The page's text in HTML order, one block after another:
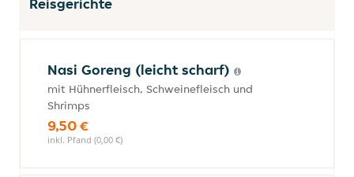
Nasi Goreng (leicht scharf)
mit Hühnerfleisch, Schweinefleisch und
Shrimps
9,50 €
inkl. Pfand (0,00 €)